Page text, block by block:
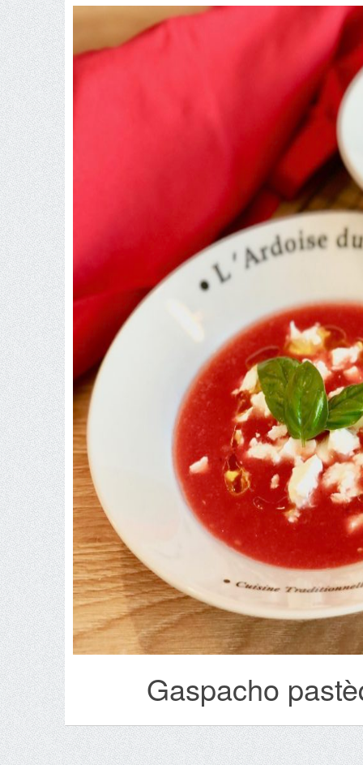
Gaspacho